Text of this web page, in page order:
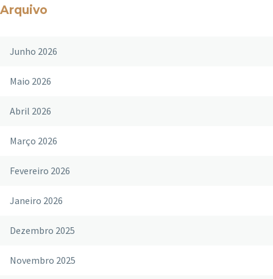
Arquivo
Junho 2026
Maio 2026
Abril 2026
Março 2026
Fevereiro 2026
Janeiro 2026
Dezembro 2025
Novembro 2025